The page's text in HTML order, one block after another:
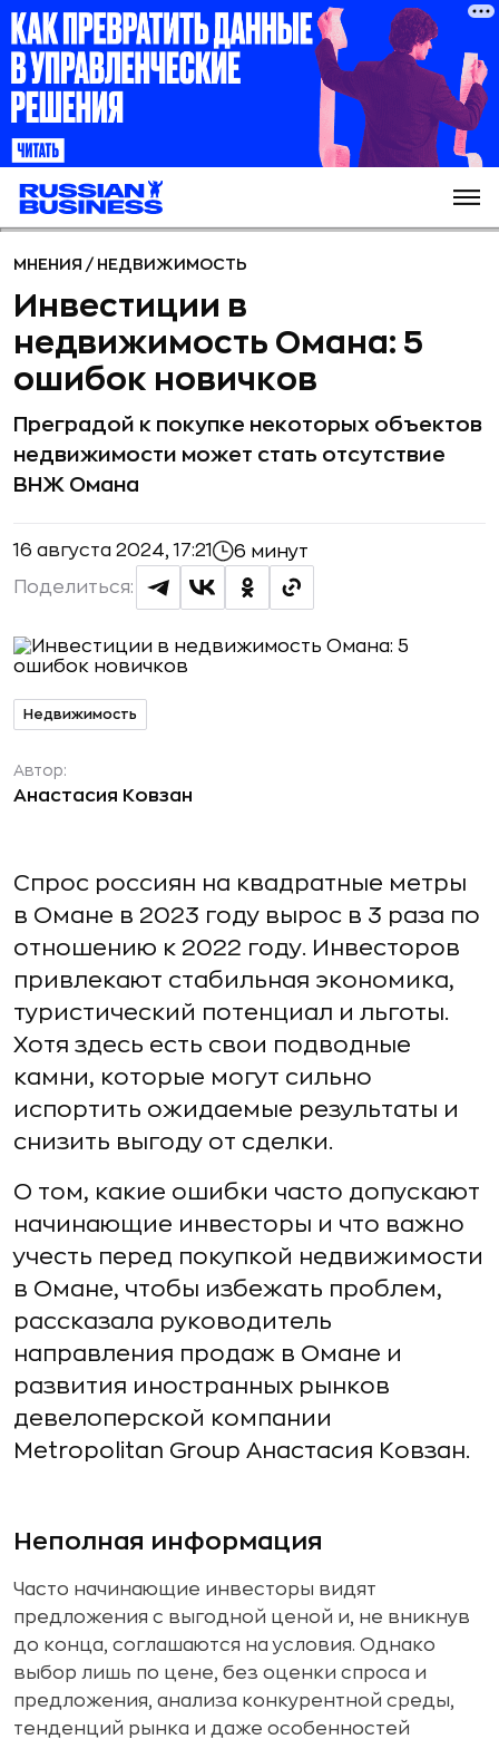
МНЕНИЯ / НЕДВИЖИМОСТЬ
Инвестиции в
недвижимость Омана: 5
ошибок новичков
Преградой к покупке некоторых объектов
недвижимости может стать отсутствие
ВНЖ Омана
16 августа 2024, 17:21 6 минут
Поделиться:
Недвижимость
Автор:
Анастасия Ковзан
Спрос россиян на квадратные метры
в Омане в 2023 году вырос в 3 раза по
отношению к 2022 году. Инвесторов
привлекают стабильная экономика,
туристический потенциал и льготы.
Хотя здесь есть свои подводные
камни, которые могут сильно
испортить ожидаемые результаты и
снизить выгоду от сделки.
О том, какие ошибки часто допускают
начинающие инвесторы и что важно
учесть перед покупкой недвижимости
в Омане, чтобы избежать проблем,
рассказала руководитель
направления продаж в Омане и
развития иностранных рынков
девелоперской компании
Metropolitan Group Анастасия Ковзан.
Неполная информация
Часто начинающие инвесторы видят
предложения с выгодной ценой и, не вникнув
до конца, соглашаются на условия. Однако
выбор лишь по цене, без оценки спроса и
предложения, анализа конкурентной среды,
тенденций рынка и даже особенностей